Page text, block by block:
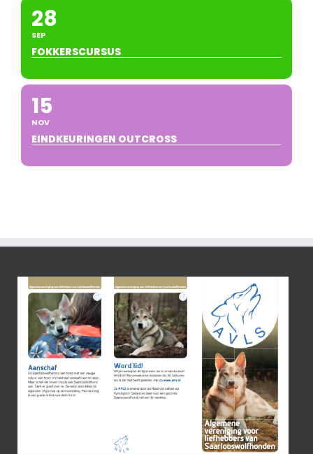
28
SEP
FOKKERSCURSUS
15
NOV
EINDKEURINGEN OUTCROSS